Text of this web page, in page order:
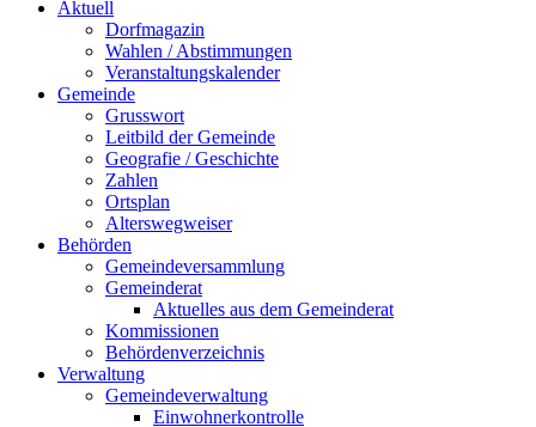
Aktuell
Dorfmagazin
Wahlen / Abstimmungen
Veranstaltungskalender
Gemeinde
Grusswort
Leitbild der Gemeinde
Geografie / Geschichte
Zahlen
Ortsplan
Alterswegweiser
Behörden
Gemeindeversammlung
Gemeinderat
Aktuelles aus dem Gemeinderat
Kommissionen
Behördenverzeichnis
Verwaltung
Gemeindeverwaltung
Einwohnerkontrolle